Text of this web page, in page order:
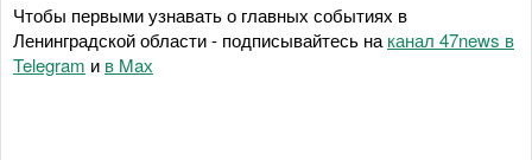
Чтобы первыми узнавать о главных событиях в
Ленинградской области - подписывайтесь на канал 47news в
Telegram и в Maх